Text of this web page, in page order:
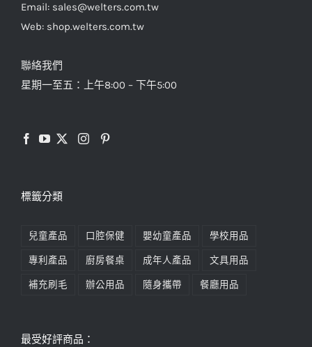
Email: sales@welters.com.tw
Web: shop.welters.com.tw
聯絡我們
星期一至五：上午8:00 – 下午5:00
標籤分類
兒童產品 口腔保健 嬰幼童產品 學校用品
專利產品 廚房餐桌 成年人產品 文具用品
補充刷毛 辦公用品 隨身攜帶 餐廳用品
最受好評商品：